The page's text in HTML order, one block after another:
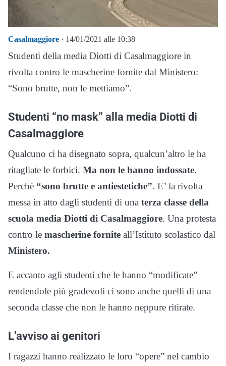
Casalmaggiore · 14/01/2021 alle 10:38
Studenti della media Diotti di Casalmaggiore in
rivolta contro le mascherine fornite dal Ministero:
“Sono brutte, non le mettiamo”.
Studenti “no mask” alla media Diotti di
Casalmaggiore
Qualcuno ci ha disegnato sopra, qualcun’altro le ha
ritagliate le forbici. Ma non le hanno indossate.
Perchè “sono brutte e antiestetiche”. E’ la rivolta
messa in atto dagli studenti di una terza classe della
scuola media Diotti di Casalmaggiore. Una protesta
contro le mascherine fornite all’Istituto scolastico dal
Ministero.
E accanto agli studenti che le hanno “modificate”
rendendole più gradevoli ci sono anche quelli di una
seconda classe che non le hanno neppure ritirate.
L’avviso ai genitori
I ragazzi hanno realizzato le loro “opere” nel cambio